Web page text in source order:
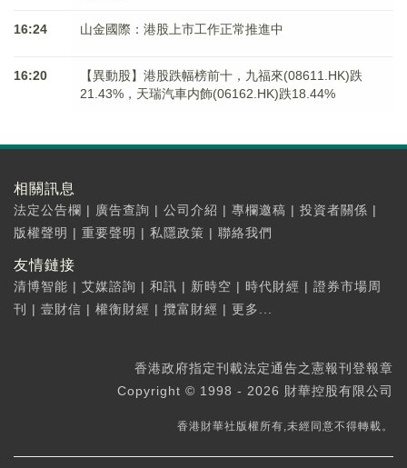
16:24 山金國際：港股上市工作正常推進中
16:20
【異動股】港股跌幅榜前十，九福來(08611.HK)跌
21.43%，天瑞汽車内飾(06162.HK)跌18.44%
相關訊息
法定公告欄 | 廣告查詢 | 公司介紹 | 專欄邀稿 | 投資者關係 |
版權聲明 | 重要聲明 | 私隱政策 | 聯絡我們
友情鏈接
清博智能 | 艾媒諮詢 | 和訊 | 新時空 | 時代財經 | 證券市場周
刊
| 壹財信 | 權衡財經 | 攬富財經 | 更多...
香港政府指定刊載法定通告之憲報刊登報章
Copyright © 1998 - 2026 財華控股有限公司
香港財華社版權所有,未經同意不得轉載。